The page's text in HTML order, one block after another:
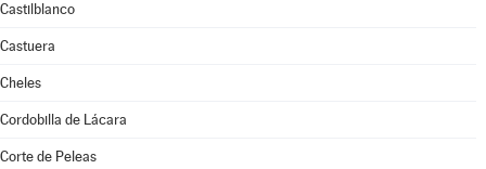
Castilblanco
Castuera
Cheles
Cordobilla de Lácara
Corte de Peleas